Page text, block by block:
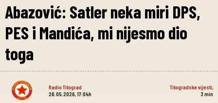
Abazović: Satler neka miri DPS,
PES i Mandića, mi nijesmo dio
toga
Radio Titograd Titogradske vijesti
26.05.2026, 17:04h
3 min